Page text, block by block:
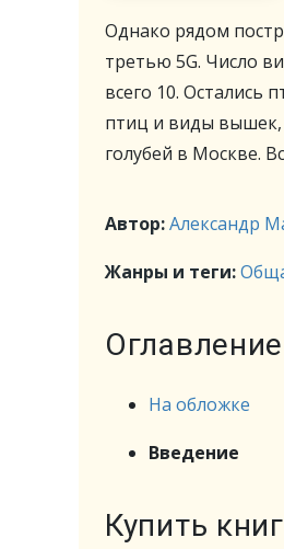
Однако рядом
третью 5G. Число
всего 10. Остались
птиц и виды вышек,
голубей в Москве.
Автор:Александр
Жанры и теги:
Оглавление
На обложке
Введение
Купить